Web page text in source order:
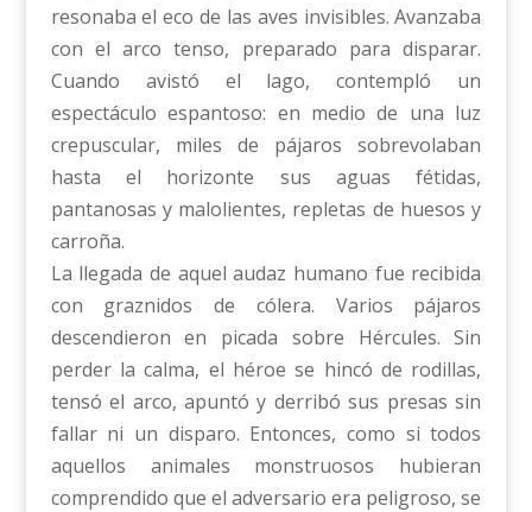
resonaba el eco de las aves invisibles. Avanzaba
con el arco tenso, preparado para disparar.
Cuando avistó el lago, contempló un
espectáculo espantoso: en medio de una luz
crepuscular, miles de pájaros sobrevolaban
hasta el horizonte sus aguas fétidas,
pantanosas y malolientes, repletas de huesos y
carroña.
La llegada de aquel audaz humano fue recibida
con graznidos de cólera. Varios pájaros
descendieron en picada sobre Hércules. Sin
perder la calma, el héroe se hincó de rodillas,
tensó el arco, apuntó y derribó sus presas sin
fallar ni un disparo. Entonces, como si todos
aquellos animales monstruosos hubieran
comprendido que el adversario era peligroso, se